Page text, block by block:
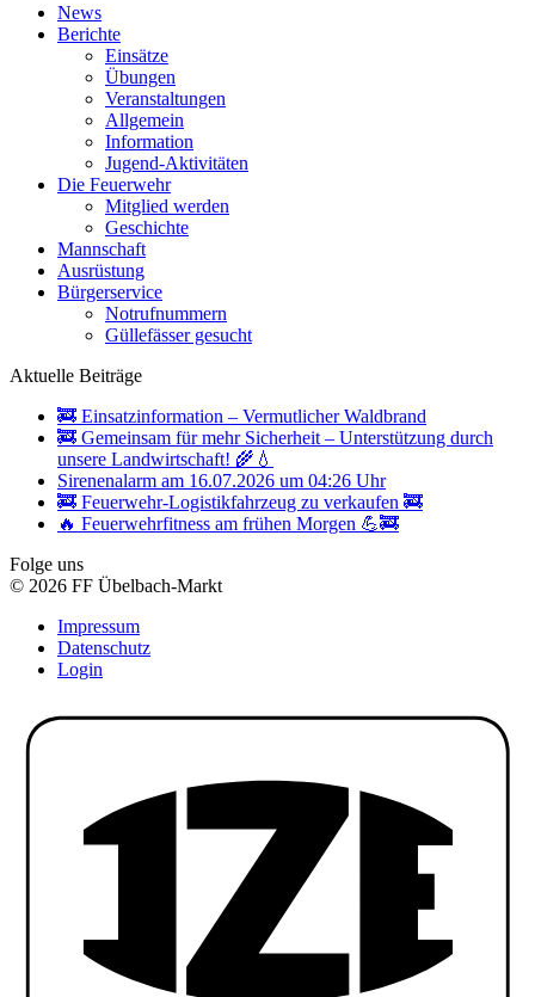
News
Berichte
Einsätze
Übungen
Veranstaltungen
Allgemein
Information
Jugend-Aktivitäten
Die Feuerwehr
Mitglied werden
Geschichte
Mannschaft
Ausrüstung
Bürgerservice
Notrufnummern
Güllefässer gesucht
Aktuelle Beiträge
🚒 Einsatzinformation – Vermutlicher Waldbrand
🚒 Gemeinsam für mehr Sicherheit – Unterstützung durch
unsere Landwirtschaft! 🌾💧
Sirenenalarm am 16.07.2026 um 04:26 Uhr
🚒 Feuerwehr-Logistikfahrzeug zu verkaufen 🚒
🔥 Feuerwehrfitness am frühen Morgen 💪🚒
Folge uns
© 2026 FF Übelbach-Markt
Impressum
Datenschutz
Login